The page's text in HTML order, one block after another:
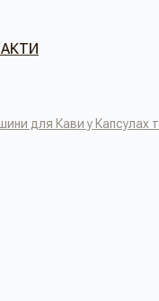
для Кави у Капсулах